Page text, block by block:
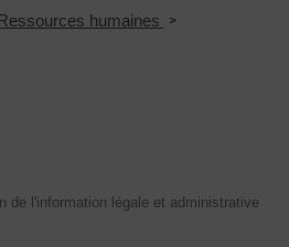
humaines >
de l'information légale et administrative